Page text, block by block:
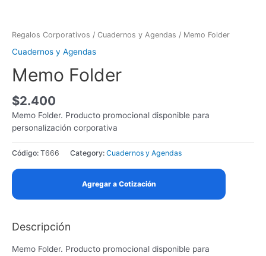
contentRegalos Corporativos / Cuadernos y Agendas / Memo Folder
Cuadernos y Agendas
Memo Folder
$2.400
Memo Folder. Producto promocional disponible para
personalización corporativa
Código: T666 Category: Cuadernos y Agendas
Agregar a Cotización
Descripción
Memo Folder. Producto promocional disponible para